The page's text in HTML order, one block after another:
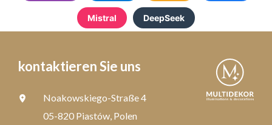
Mistral DeepSeek
kontaktieren Sie uns
Noakowskiego-Straße 4
05-820 Piastów, Polen